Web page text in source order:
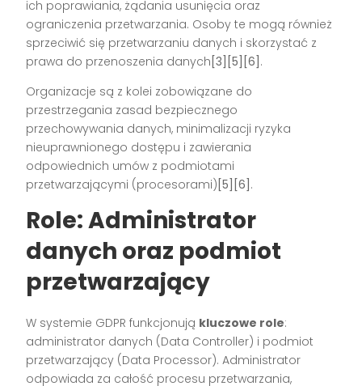
ich poprawiania, żądania usunięcia oraz
ograniczenia przetwarzania. Osoby te mogą również
sprzeciwić się przetwarzaniu danych i skorzystać z
prawa do przenoszenia danych [3][5][6] .
Organizacje są z kolei zobowiązane do
przestrzegania zasad bezpiecznego
przechowywania danych, minimalizacji ryzyka
nieuprawnionego dostępu i zawierania
odpowiednich umów z podmiotami
przetwarzającymi (procesorami) [5][6] .
Role: Administrator
danych oraz podmiot
przetwarzający
W systemie GDPR funkcjonują kluczowe role:
administrator danych (Data Controller) i podmiot
przetwarzający (Data Processor). Administrator
odpowiada za całość procesu przetwarzania,